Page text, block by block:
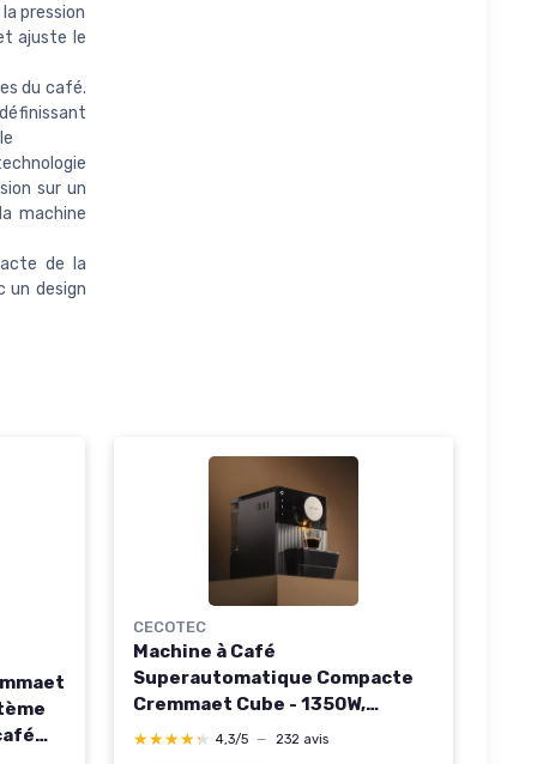
pression
ajuste le
du café.
sur un
machine
de la
un design
CECOTEC
Machine à Café
Superautomatique Compacte
Cremmaet Cube - 1350W,
Système de Pressage 10g,
★★★★★
★★★★★ 4,3/5 — 232 avis